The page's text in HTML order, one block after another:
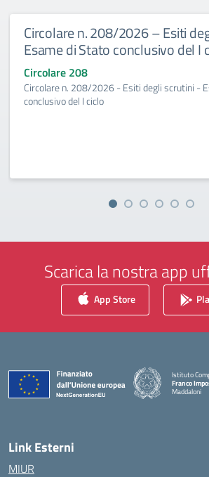
Circolare n. 208/2026 – Esiti
Esame di Stato conclusivo del I
Circolare 208
Circolare n. 208/2026 - Esiti degli scrutini -
conclusivo del I ciclo
Scarica la nostra app
App Store
Istituto
Franco
Maddaloni
Link Esterni
MIUR